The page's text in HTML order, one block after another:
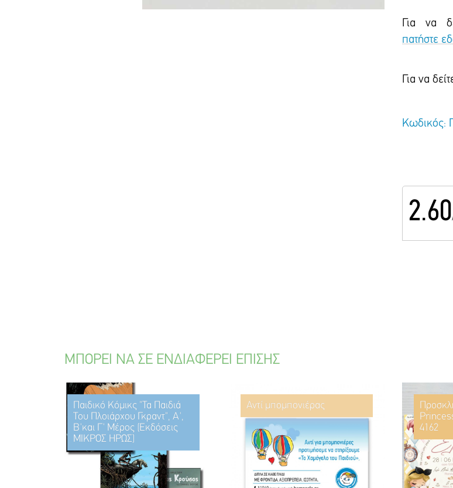
Για να
πατήστε
Για να
Κωδικός:
2.60
ΜΠΟΡΕΙ ΝΑ ΣΕ ΕΝΔΙΑΦΕΡΕΙ ΕΠΙΣΗΣ
Παιδικό Κόμικς "Τα Παιδιά
Του Πλοιάρχου Γκραντ", Α',
Β'και Γ' Μέρος (Εκδόσεις
ΜΙΚΡΟΣ ΗΡΩΣ)
Αντί μπομπονιέρας
4162